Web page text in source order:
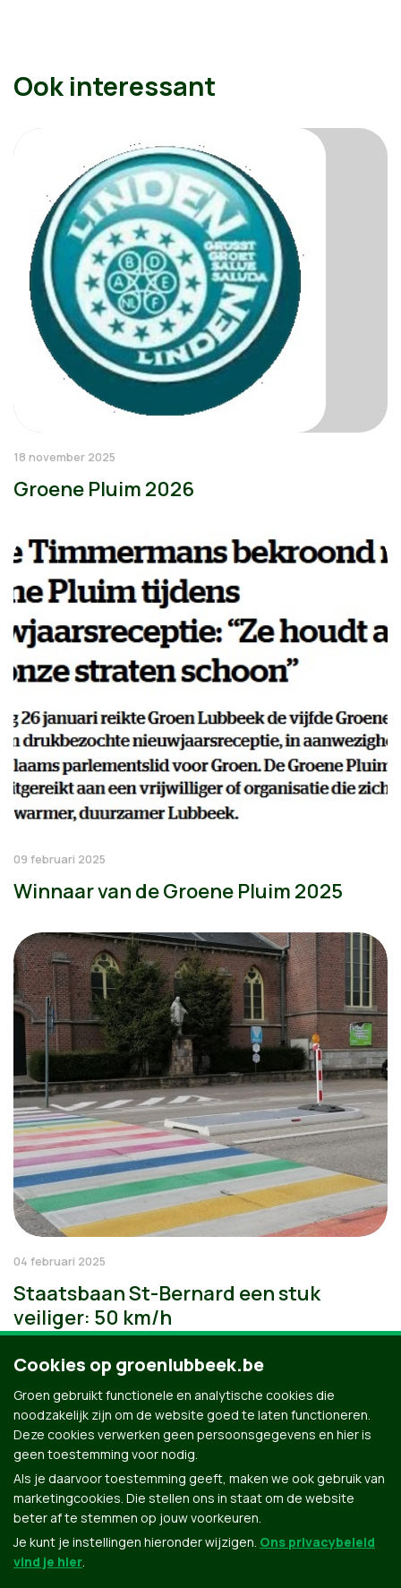
Ook interessant
18 november 2025
Groene Pluim 2026
09 februari 2025
Winnaar van de Groene Pluim 2025
04 februari 2025
Staatsbaan St-Bernard een stuk
veiliger: 50 km/h
Cookies op groenlubbeek.be
Groen gebruikt functionele en analytische cookies die
noodzakelijk zijn om de website goed te laten functioneren.
Deze cookies verwerken geen persoonsgegevens en hier is
geen toestemming voor nodig.
Als je daarvoor toestemming geeft, maken we ook gebruik van
marketingcookies. Die stellen ons in staat om de website
beter af te stemmen op jouw voorkeuren.
Je kunt je instellingen hieronder wijzigen. Ons privacybeleid
vind je hier.